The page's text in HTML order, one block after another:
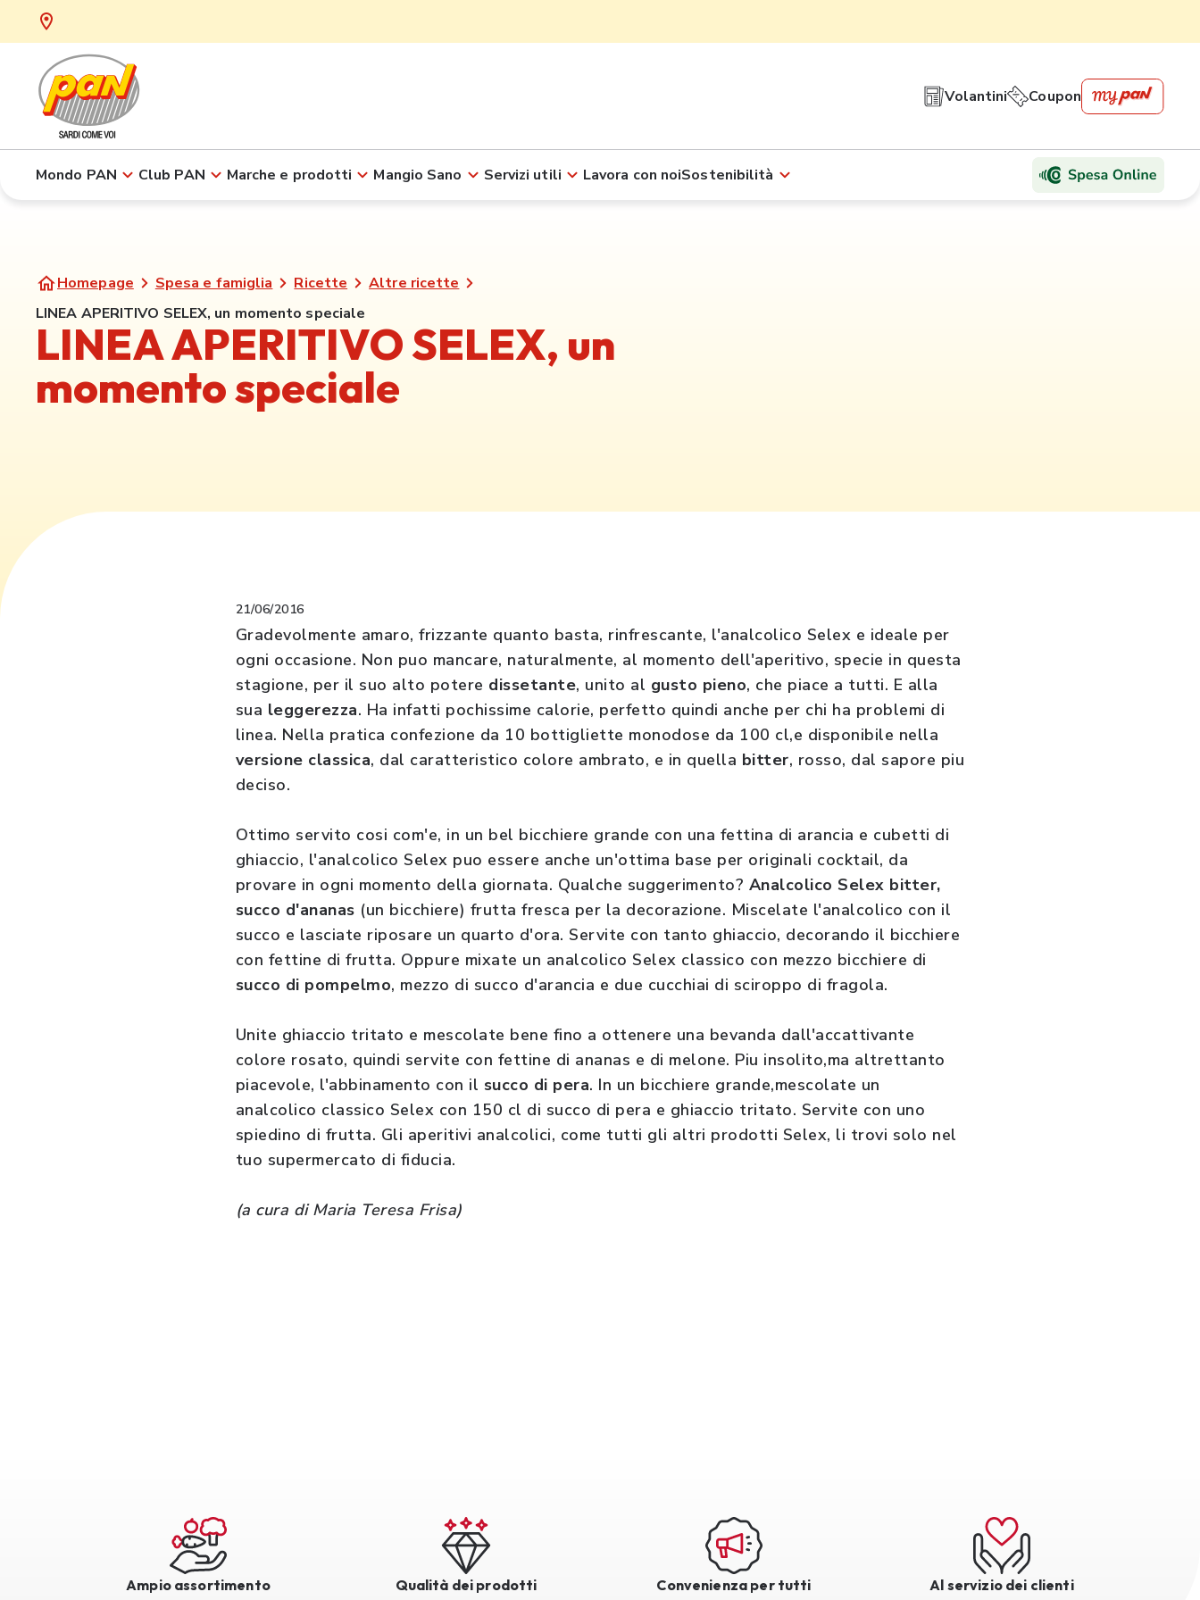
Volantini Coupon
Mondo PAN Club PAN Marche e prodotti Mangio Sano Servizi utili Lavora con noiSostenibilità
Homepage Spesa e famiglia Ricette
Altre ricette
LINEA APERITIVO SELEX, un momento speciale
LINEA APERITIVO SELEX, un
momento speciale
21/06/2016
Gradevolmente amaro, frizzante quanto basta, rinfrescante, l'analcolico Selex e ideale per
ogni occasione. Non puo mancare, naturalmente, al momento dell'aperitivo, specie in questa
stagione, per il suo alto potere dissetante, unito al gusto pieno, che piace a tutti. E alla
sua leggerezza. Ha infatti pochissime calorie, perfetto quindi anche per chi ha problemi di
linea. Nella pratica confezione da 10 bottigliette monodose da 100 cl,e disponibile nella
versione classica, dal caratteristico colore ambrato, e in quella bitter, rosso, dal sapore piu
deciso.
Ottimo servito cosi com'e, in un bel bicchiere grande con una fettina di arancia e cubetti di
ghiaccio, l'analcolico Selex puo essere anche un'ottima base per originali cocktail, da
provare in ogni momento della giornata. Qualche suggerimento? Analcolico Selex bitter,
succo d'ananas (un bicchiere) frutta fresca per la decorazione. Miscelate l'analcolico con il
succo e lasciate riposare un quarto d'ora. Servite con tanto ghiaccio, decorando il bicchiere
con fettine di frutta. Oppure mixate un analcolico Selex classico con mezzo bicchiere di
succo di pompelmo, mezzo di succo d'arancia e due cucchiai di sciroppo di fragola.
Unite ghiaccio tritato e mescolate bene fino a ottenere una bevanda dall'accattivante
colore rosato, quindi servite con fettine di ananas e di melone. Piu insolito,ma altrettanto
piacevole, l'abbinamento con il succo di pera. In un bicchiere grande,mescolate un
analcolico classico Selex con 150 cl di succo di pera e ghiaccio tritato. Servite con uno
spiedino di frutta. Gli aperitivi analcolici, come tutti gli altri prodotti Selex, li trovi solo nel
tuo supermercato di fiducia.
(a cura di Maria Teresa Frisa)
Ampio assortimento Qualità dei prodotti Convenienza per tutti Al servizio dei clienti